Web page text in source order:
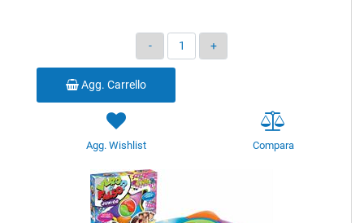
Quantità
Agg. Carrello
Agg. Wishlist Compara